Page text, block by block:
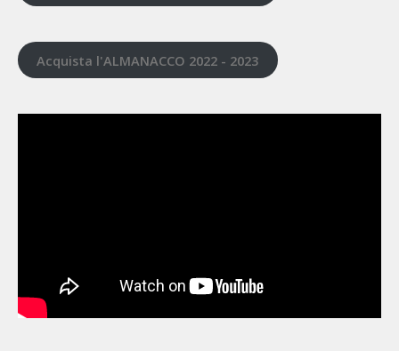
Acquista l'ALMANACCO 2022 - 2023